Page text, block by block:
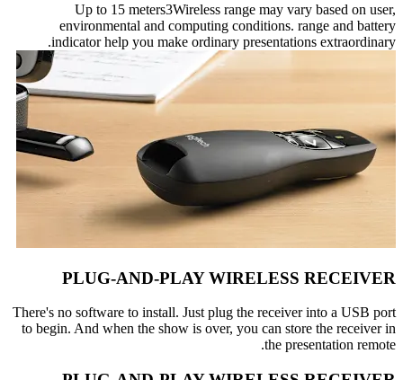
Up to 15 meters3Wireless range may vary based on user,
environmental and computing conditions. range and battery
indicator help you make ordinary presentations extraordinary.
PLUG-AND-PLAY WIRELESS RECEIVER
There's no software to install. Just plug the receiver into a USB port
to begin. And when the show is over, you can store the receiver in
the presentation remote.